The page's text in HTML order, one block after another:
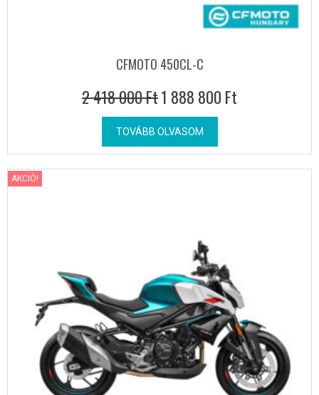
CFMOTO 450CL-C
2 418 000Ft1 888 800 Ft
TOVÁBB OLVASOM
AKCIÓ!